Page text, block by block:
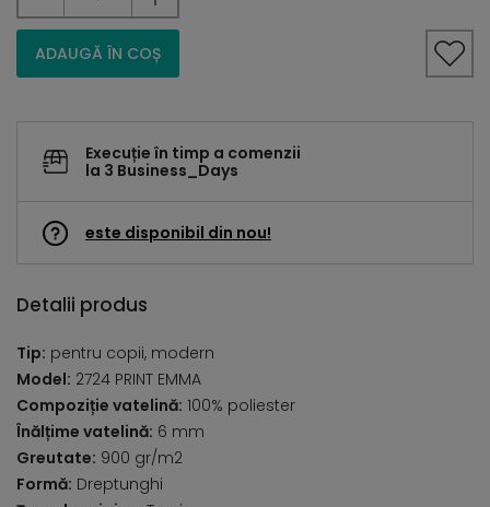
ADAUGĂ ÎN COȘ
Execuție în timp a comenzii
la 3 Business_Days
este disponibil din nou!
Detalii produs
Tip: pentru copii, modern
Model: 2724 PRINT EMMA
Compoziție vatelină: 100% poliester
Înălțime vatelină: 6 mm
Greutate: 900 gr/m2
Formă: Dreptunghi